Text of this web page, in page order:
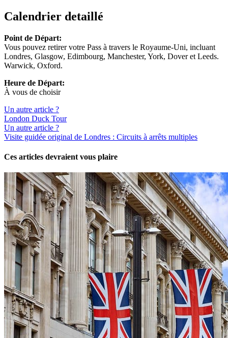
Calendrier detaillé
Point de Départ:
Vous pouvez retirer votre Pass à travers le Royaume-Uni, incluant
Londres, Glasgow, Edimbourg, Manchester, York, Dover et Leeds.
Warwick, Oxford.
Heure de Départ:
À vous de choisir
Un autre article ?
London Duck Tour
Un autre article ?
Visite guidée original de Londres : Circuits à arrêts multiples
Ces articles devraient vous plaire